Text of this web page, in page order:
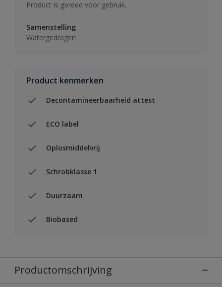
Product is gereed voor gebruik.
Samenstelling
Watergedragen
Product kenmerken
Decontamineerbaarheid attest
ECO label
Oplosmiddelvrij
Schrobklasse 1
Duurzaam
Biobased
Productomschrijving